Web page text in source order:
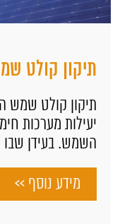
תיקון קולט
תיקון קולט שמש
יעילות מערכות
השמש. בעידן שבו
מידע נוסף >>